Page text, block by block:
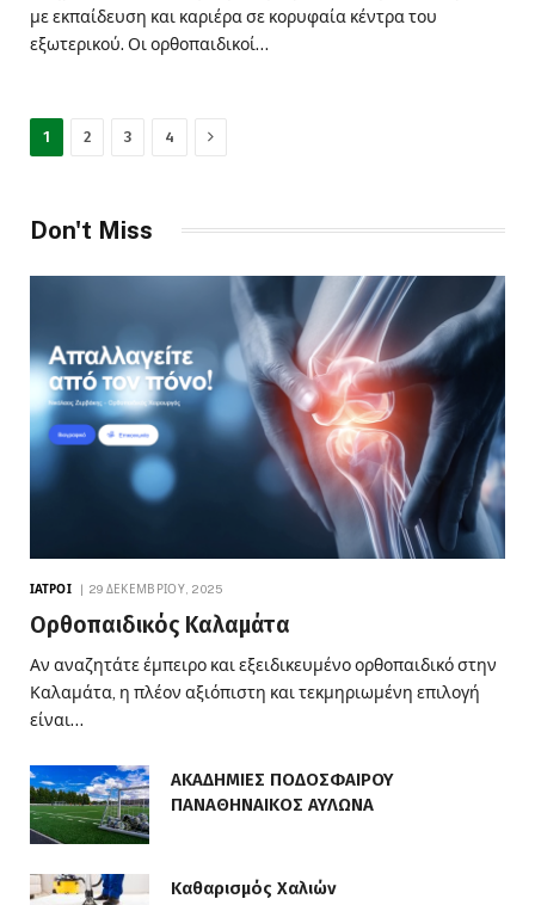
με εκπαίδευση και καριέρα σε κορυφαία κέντρα του
εξωτερικού. Οι ορθοπαιδικοί…
1 2 3 4 Next
Don't Miss
ΙΑΤΡΟΊ 29 ΔΕΚΕΜΒΡΊΟΥ, 2025
Ορθοπαιδικός Καλαμάτα
Αν αναζητάτε έμπειρο και εξειδικευμένο ορθοπαιδικό στην
Καλαμάτα, η πλέον αξιόπιστη και τεκμηριωμένη επιλογή
είναι…
ΑΚΑΔΗΜΙΕΣ ΠΟΔΟΣΦΑΙΡΟΥ
ΠΑΝΑΘΗΝΑΙΚΟΣ ΑΥΛΩΝΑ
Καθαρισμός Χαλιών